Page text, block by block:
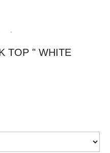
TOP " WHITE